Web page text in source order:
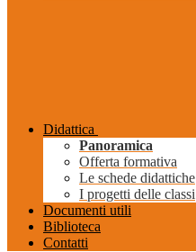
Didattica
Panoramica
Offerta formativa
Le schede didattiche
I progetti delle classi
Documenti utili
Biblioteca
Contatti